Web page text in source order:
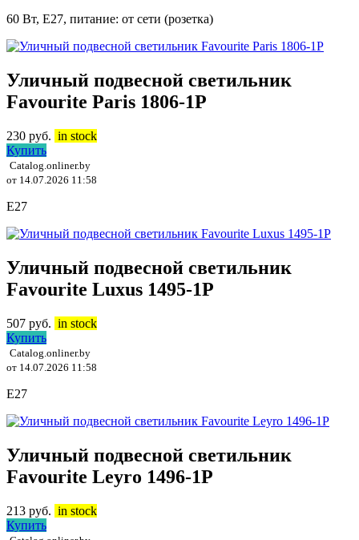
60 Вт, E27, питание: от сети (розетка)
Уличный подвесной светильник
Favourite Paris 1806-1P
230 руб. in stock
Купить
Catalog.onliner.by
от 14.07.2026 11:58
E27
Уличный подвесной светильник
Favourite Luxus 1495-1P
507 руб. in stock
Купить
Catalog.onliner.by
от 14.07.2026 11:58
E27
Уличный подвесной светильник
Favourite Leyro 1496-1P
213 руб. in stock
Купить